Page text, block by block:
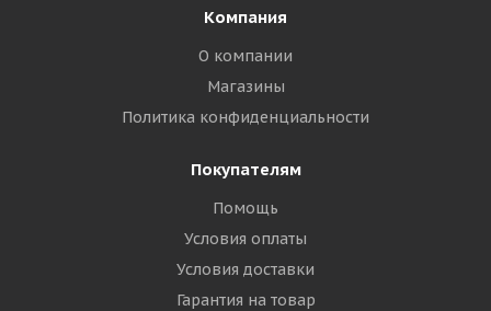
Компания
О компании
Магазины
Политика конфиденциальности
Покупателям
Помощь
Условия оплаты
Условия доставки
Гарантия на товар